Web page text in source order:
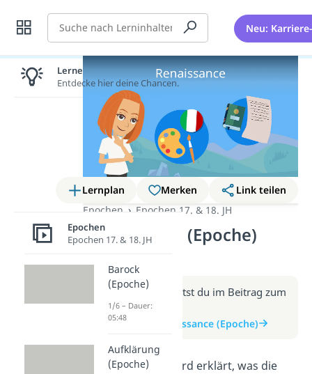
Suche Neu:
Lernplan Merken
Link teilen
Epochen
Epochen 17. & 18. JH
Renaissance (Epoche)
Weitere Infos erhältst du im Beitrag zum
Video
zum Beitrag: Renaissance (Epoche)
In diesem Video wird erklärt, was die
Lernen lohnt sich!
Entdecke hier deine Chancen.
Epochen
Epochen 17. & 18. JH
Barock
(Epoche)
1/6 – Dauer:
05:48
Aufklärung
(Epoche)